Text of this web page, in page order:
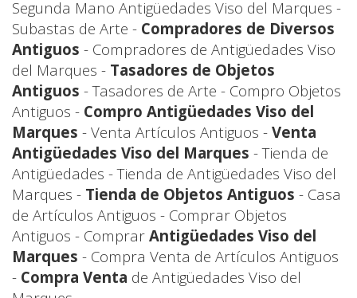
Segunda Mano Antigüedades Viso del Marques -
Subastas de Arte - Compradores de Diversos
Antiguos - Compradores de Antigüedades Viso
del Marques - Tasadores de Objetos
Antiguos - Tasadores de Arte - Compro Objetos
Antiguos - Compro Antigüedades Viso del
Marques - Venta Artículos Antiguos - Venta
Antigüedades Viso del Marques - Tienda de
Antigüedades - Tienda de Antigüedades Viso del
Marques - Tienda de Objetos Antiguos - Casa
de Artículos Antiguos - Comprar Objetos
Antiguos - Comprar Antigüedades Viso del
Marques - Compra Venta de Artículos Antiguos
- Compra Venta de Antigüedades Viso del